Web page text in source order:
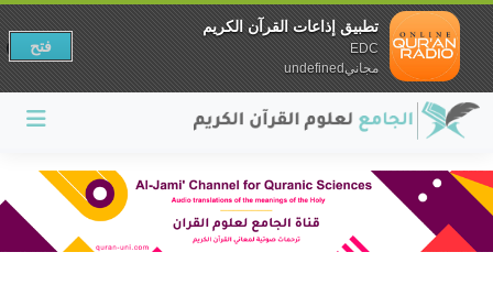
تطبيق إذاعات القرآن الكريم
EDC
مجانيundefined
فتح